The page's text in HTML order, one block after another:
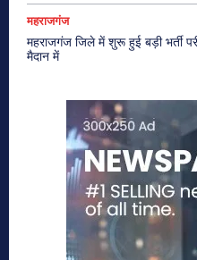
महराजगंज
महराजगंज जिले में शुरू हुई बड़ी भर्ती
मैदान में